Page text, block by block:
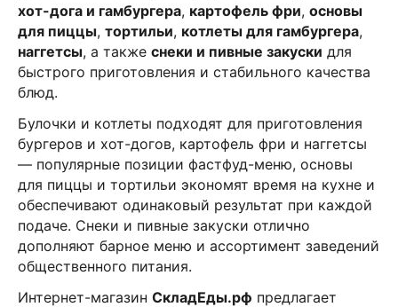
хот-дога и гамбургера, картофель фри, основы
для пиццы, тортильи, котлеты для гамбургера,
наггетсы, а также снеки и пивные закуски для
быстрого приготовления и стабильного качества
блюд.
Булочки и котлеты подходят для приготовления
бургеров и хот-догов, картофель фри и наггетсы
— популярные позиции фастфуд-меню, основы
для пиццы и тортильи экономят время на кухне и
обеспечивают одинаковый результат при каждой
подаче. Снеки и пивные закуски отлично
дополняют барное меню и ассортимент заведений
общественного питания.
Интернет-магазин СкладЕды.рф предлагает